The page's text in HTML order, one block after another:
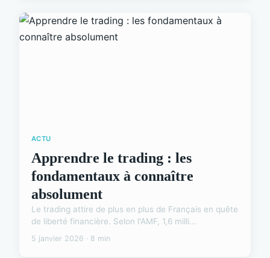
ACTU
Apprendre le trading : les
fondamentaux à connaître
absolument
Le trading attire de plus en plus de Français en quête
de liberté financière. Selon l'AMF, 1,6 milli...
5 janvier 2026 · 8 min